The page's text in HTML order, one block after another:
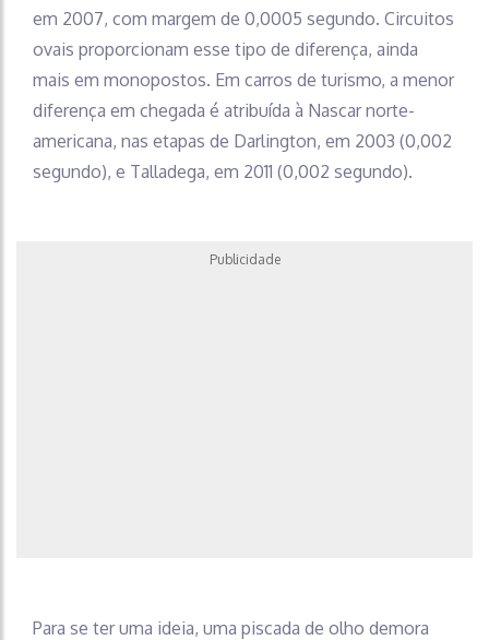
em 2007, com margem de 0,0005 segundo. Circuitos
ovais proporcionam esse tipo de diferença, ainda
mais em monopostos. Em carros de turismo, a menor
diferença em chegada é atribuída à Nascar norte-
americana, nas etapas de Darlington, em 2003 (0,002
segundo), e Talladega, em 2011 (0,002 segundo).
Publicidade
Para se ter uma ideia, uma piscada de olho demora